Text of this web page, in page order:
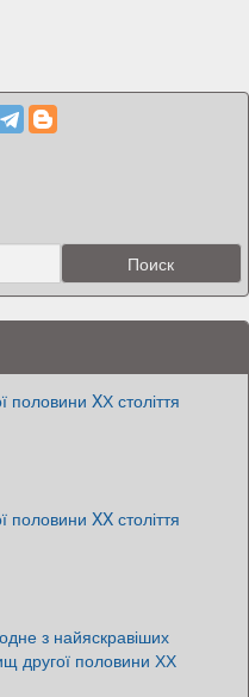
половини XХ століття
половини XX століття
з найяскравіших
другої половини ХХ